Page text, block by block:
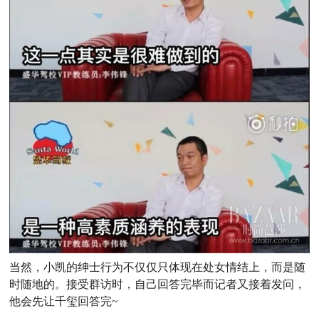
当然，小凯的绅士行为不仅仅只体现在处女情结上，而是随
时随地的。接受群访时，自己回答完毕而记者又接着发问，
他会先让千玺回答完~